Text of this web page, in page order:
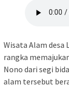
Wisata Alam desa
rangka
Nono dari segi
alam tersebut